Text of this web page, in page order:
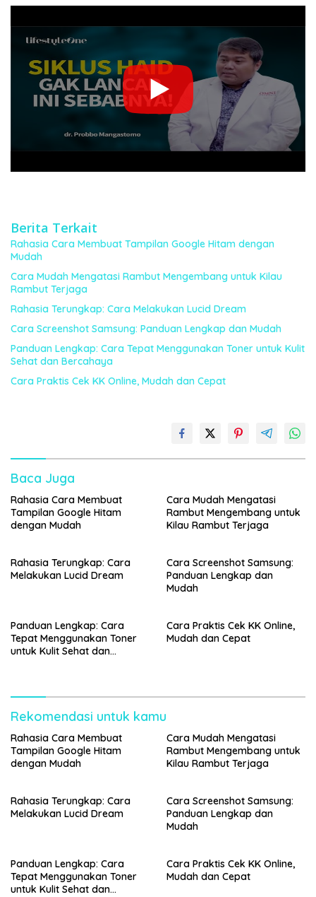
Berita Terkait
Rahasia Cara Membuat Tampilan Google Hitam dengan
Mudah
Cara Mudah Mengatasi Rambut Mengembang untuk Kilau
Rambut Terjaga
Rahasia Terungkap: Cara Melakukan Lucid Dream
Cara Screenshot Samsung: Panduan Lengkap dan Mudah
Panduan Lengkap: Cara Tepat Menggunakan Toner untuk Kulit
Sehat dan Bercahaya
Cara Praktis Cek KK Online, Mudah dan Cepat
Baca Juga
Rahasia Cara Membuat
Tampilan Google Hitam
dengan Mudah
Cara Mudah Mengatasi
Rambut Mengembang untuk
Kilau Rambut Terjaga
Rahasia Terungkap: Cara
Melakukan Lucid Dream
Cara Screenshot Samsung:
Panduan Lengkap dan
Mudah
Panduan Lengkap: Cara
Tepat Menggunakan Toner
untuk Kulit Sehat dan
Cara Praktis Cek KK Online,
Mudah dan Cepat
Rekomendasi untuk kamu
Rahasia Cara Membuat
Tampilan Google Hitam
dengan Mudah
Cara Mudah Mengatasi
Rambut Mengembang untuk
Kilau Rambut Terjaga
Rahasia Terungkap: Cara
Melakukan Lucid Dream
Cara Screenshot Samsung:
Panduan Lengkap dan
Mudah
Panduan Lengkap: Cara
Tepat Menggunakan Toner
untuk Kulit Sehat dan
Cara Praktis Cek KK Online,
Mudah dan Cepat